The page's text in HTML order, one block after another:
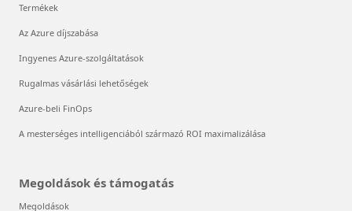
Termékek
Az Azure díjszabása
Ingyenes Azure-szolgáltatások
Rugalmas vásárlási lehetőségek
Azure-beli FinOps
A mesterséges intelligenciából származó ROI maximalizálása
Megoldások és támogatás
Megoldások